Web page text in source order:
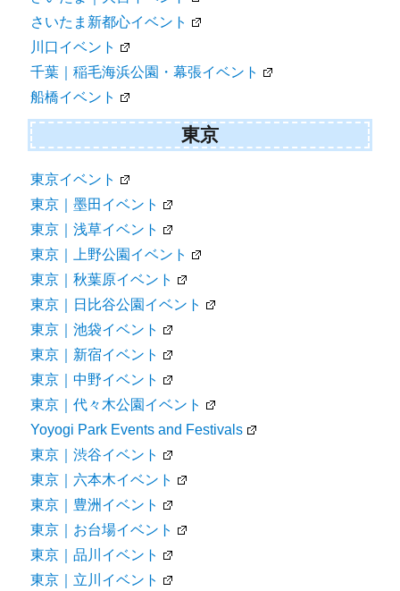
さいたま新都心イベント
川口イベント
千葉｜稲毛海浜公園・幕張イベント
船橋イベント
東京
東京イベント
東京｜墨田イベント
東京｜浅草イベント
東京｜上野公園イベント
東京｜秋葉原イベント
東京｜日比谷公園イベント
東京｜池袋イベント
東京｜新宿イベント
東京｜中野イベント
東京｜代々木公園イベント
Yoyogi Park Events and Festivals
東京｜渋谷イベント
東京｜六本木イベント
東京｜豊洲イベント
東京｜お台場イベント
東京｜品川イベント
東京｜立川イベント